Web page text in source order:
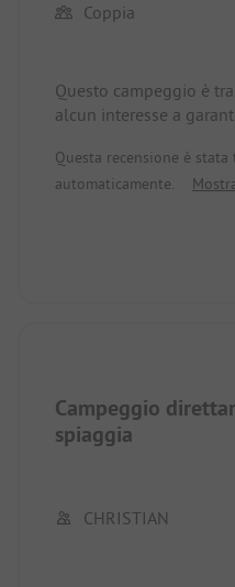
Coppia
Questo campeggio è
alcun interesse a
diretto alla spiaggia,
trattori e auto. Inoltre,
Positivo è invece la
Questa recensione è
automaticamente.
Campeggio
spiaggia
CHRISTIAN